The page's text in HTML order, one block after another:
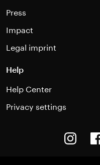
Press
Impact
Legal imprint
Help
Help Center
Privacy settings